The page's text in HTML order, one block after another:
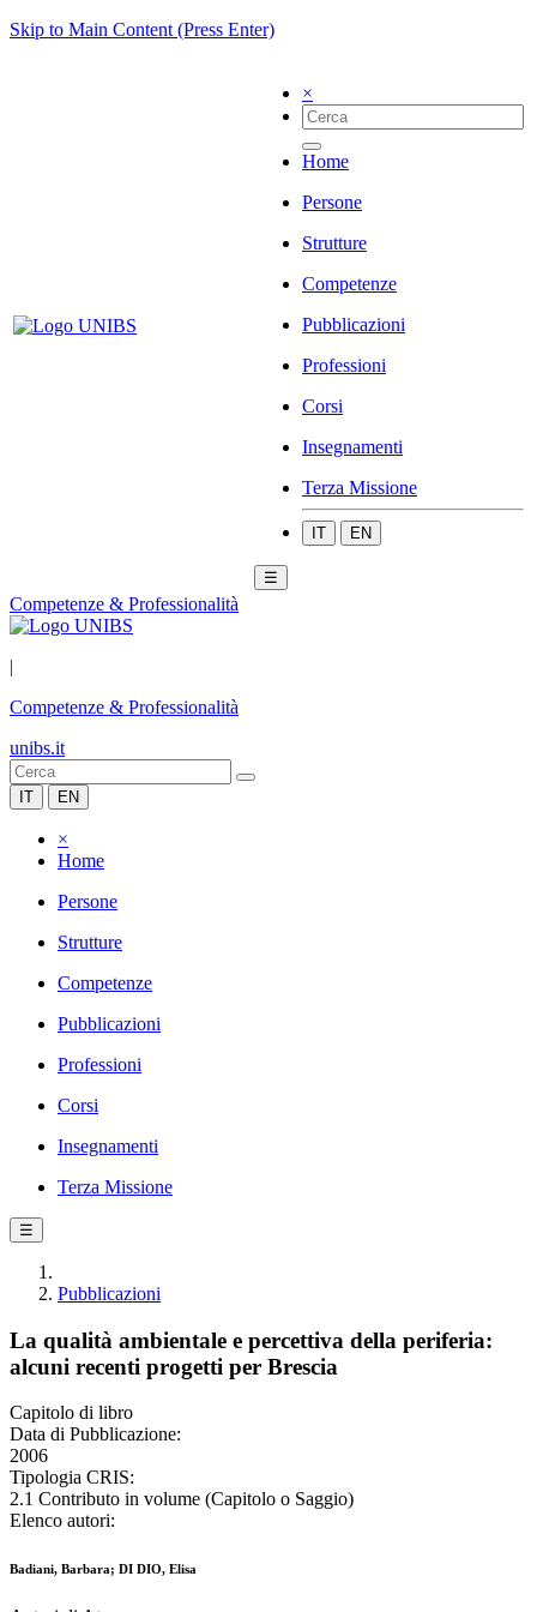
Skip to Main Content (Press Enter)
×
Home
Persone
Strutture
Competenze
Pubblicazioni
Professioni
Corsi
Insegnamenti
Terza Missione
IT EN
☰
Competenze & Professionalità
|
Competenze & Professionalità
unibs.it
IT EN
×
Home
Persone
Strutture
Competenze
Pubblicazioni
Professioni
Corsi
Insegnamenti
Terza Missione
☰
Pubblicazioni
La qualità ambientale e percettiva della periferia:
alcuni recenti progetti per Brescia
Capitolo di libro
Data di Pubblicazione:
2006
Tipologia CRIS:
2.1 Contributo in volume (Capitolo o Saggio)
Elenco autori:
Badiani, Barbara; DI DIO, Elisa